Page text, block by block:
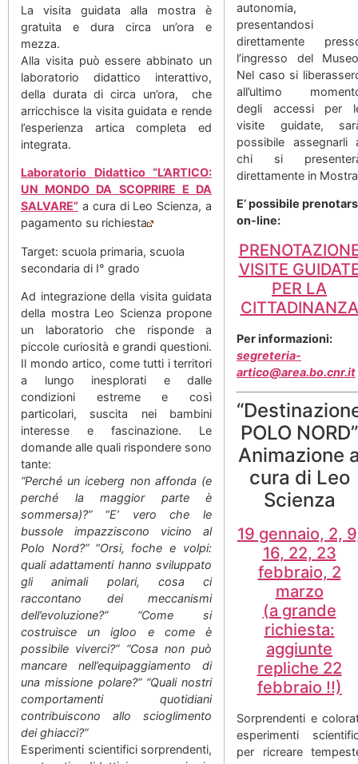
La visita guidata alla mostra è
gratuita e dura circa un’ora e
mezza.
Alla visita può essere abbinato un
laboratorio didattico interattivo,
della durata di circa un’ora, che
arricchisce la visita guidata e rende
l’esperienza artica completa ed
integrata.
Laboratorio Didattico “L’ARTICO:
UN MONDO DA SCOPRIRE E DA
SALVARE” a cura di Leo Scienza, a
pagamento su richiesta
Target: scuola primaria, scuola
secondaria di I° grado
Ad integrazione della visita guidata
della mostra Leo Scienza propone
un laboratorio che risponde a
piccole curiosità e grandi questioni.
Il mondo artico, come tutti i territori
a lungo inesplorati e dalle
condizioni estreme e così
particolari, suscita nei bambini
interesse e fascinazione. Le
domande alle quali rispondere sono
tante:
“Perché un iceberg non affonda (e
perché la maggior parte è
sommersa)?”“E’ vero che le
bussole impazziscono vicino al
Polo Nord?”“Orsi, foche e volpi:
quali adattamenti hanno sviluppato
gli animali polari, cosa ci
raccontano dei meccanismi
dell’evoluzione?”
“Come si
costruisce un igloo e come è
possibile viverci?” “Cosa non può
mancare nell’equipaggiamento di
una missione polare?” “Quali nostri
comportamenti quotidiani
contribuiscono allo scioglimento
dei ghiacci?”
Esperimenti scientifici sorprendenti,
autonomia,
presentandosi
direttamente
l’ingresso del
Nel caso si
all’ultimo
degli accessi per
visite guidate,
possibile assegnarli
chi si
direttamente in
E’ possibile
on-line:
VISITE
PER LA
CITTADINANZA
Per informazioni:
segreteria-
artico@area.bo.cnr.it
POLO NORD”
Animazione
cura di Leo
Scienza
19 gennaio, 2,
16, 22, 23
febbraio, 2
marzo
(a grande
richiesta:
aggiunte
repliche 22
febbraio !!)
Sorprendenti e
esperimenti
per ricreare